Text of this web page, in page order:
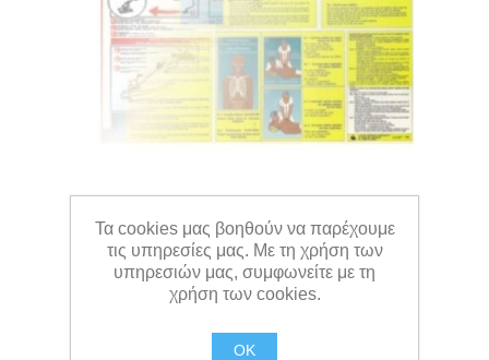
IMO Res. A1116(30)
Τα cookies μας βοηθούν να παρέχουμε
τις υπηρεσίες μας. Με τη χρήση των
υπηρεσιών μας, συμφωνείτε με τη
χρήση των cookies.
OK